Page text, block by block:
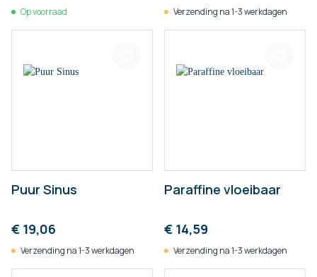
Op voorraad Verzending na 1-3 werkdagen
Puur Sinus
€ 19,06
Verzending na 1-3 werkdagen
Paraffine vloeibaar
€ 14,59
Verzending na 1-3 werkdagen